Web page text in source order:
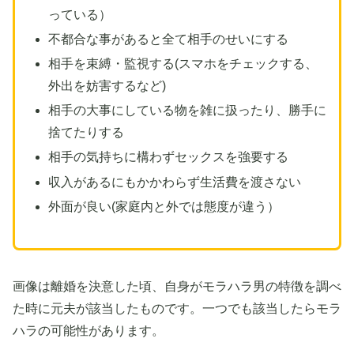
っている）
不都合な事があると全て相手のせいにする
相手を束縛・監視する(スマホをチェックする、
外出を妨害するなど)
相手の大事にしている物を雑に扱ったり、勝手に
捨てたりする
相手の気持ちに構わずセックスを強要する
収入があるにもかかわらず生活費を渡さない
外面が良い(家庭内と外では態度が違う）
画像は離婚を決意した頃、自身がモラハラ男の特徴を調べ
た時に元夫が該当したものです。一つでも該当したらモラ
ハラの可能性があります。